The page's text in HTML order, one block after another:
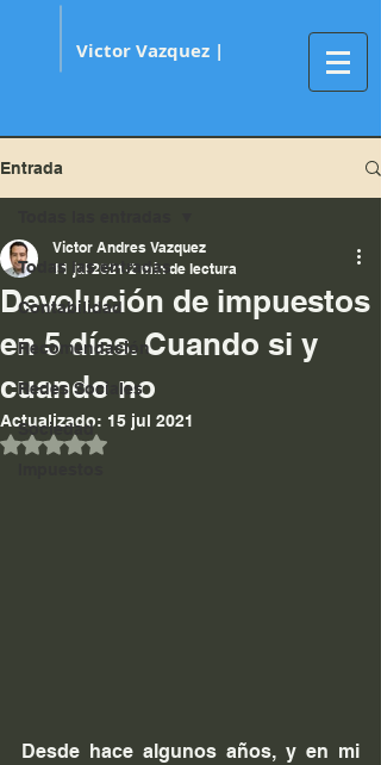
Victor Vazquez |
Entrada
Todas las entradas
Contabilidad
Recomendación
Redes Sociales
Sociedad
Devolución de impuestos
en 5 días. Cuando si y
cuando no
Victor Andres Vazquez
11 jul 2021 2 min de lectura
Actualizado: 15 jul 2021
Obtuvo NaN de 5 estrellas.
Desde hace algunos años, y en mi